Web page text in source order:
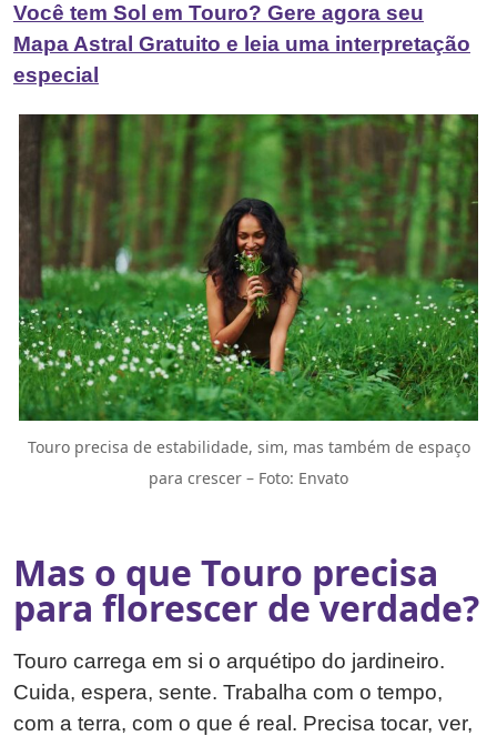
Você tem Sol em Touro? Gere agora seu
Mapa Astral Gratuito e leia uma interpretação
especial
Touro precisa de estabilidade, sim, mas também de espaço
para crescer – Foto: Envato
Mas o que Touro precisa
para florescer de verdade?
Touro carrega em si o arquétipo do jardineiro.
Cuida, espera, sente. Trabalha com o tempo,
com a terra, com o que é real. Precisa tocar, ver,